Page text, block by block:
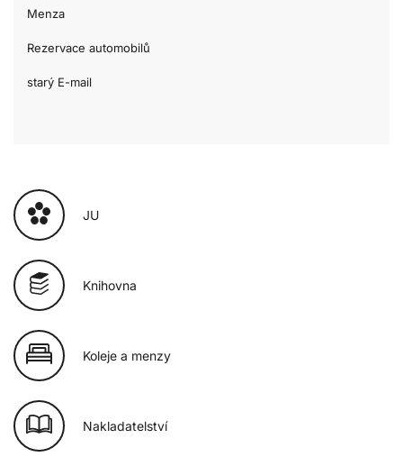
Menza
Rezervace automobilů
starý E-mail
JU
Knihovna
Koleje a menzy
Nakladatelství